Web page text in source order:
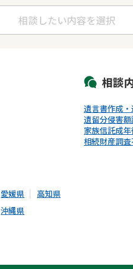
相談したい内容を選択
愛媛県
高知県
沖縄県
相談
遺言書作成
遺留分侵害
家族信託成
相続財産調査